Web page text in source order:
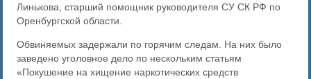
Линькова, старший помощник руководителя СУ СК РФ по
Оренбургской области.
Обвиняемых задержали по горячим следам. На них было
заведено уголовное дело по нескольким статьям
«Покушение на хищение наркотических средств